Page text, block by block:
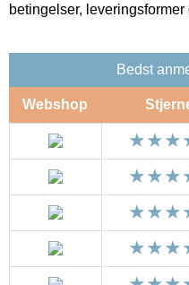
betingelser,
Bedst
Webshop